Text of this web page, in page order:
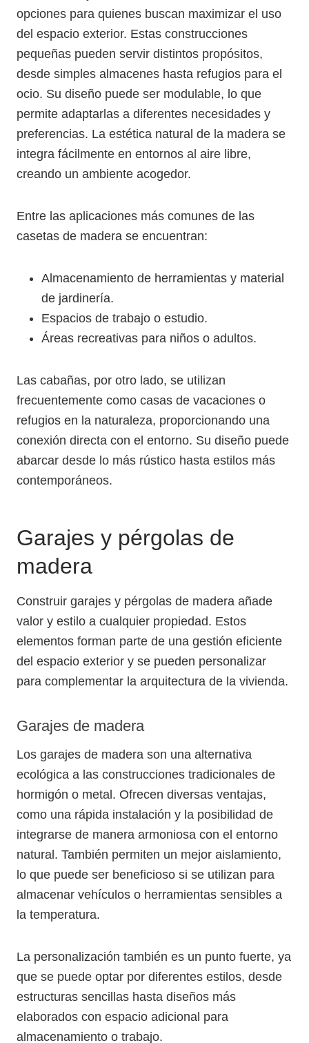
opciones para quienes buscan maximizar el uso
del espacio exterior. Estas construcciones
pequeñas pueden servir distintos propósitos,
desde simples almacenes hasta refugios para el
ocio. Su diseño puede ser modulable, lo que
permite adaptarlas a diferentes necesidades y
preferencias. La estética natural de la madera se
integra fácilmente en entornos al aire libre,
creando un ambiente acogedor.
Entre las aplicaciones más comunes de las
casetas de madera se encuentran:
Almacenamiento de herramientas y material
de jardinería.
Espacios de trabajo o estudio.
Áreas recreativas para niños o adultos.
Las cabañas, por otro lado, se utilizan
frecuentemente como casas de vacaciones o
refugios en la naturaleza, proporcionando una
conexión directa con el entorno. Su diseño puede
abarcar desde lo más rústico hasta estilos más
contemporáneos.
Garajes y pérgolas de
madera
Construir garajes y pérgolas de madera añade
valor y estilo a cualquier propiedad. Estos
elementos forman parte de una gestión eficiente
del espacio exterior y se pueden personalizar
para complementar la arquitectura de la vivienda.
Garajes de madera
Los garajes de madera son una alternativa
ecológica a las construcciones tradicionales de
hormigón o metal. Ofrecen diversas ventajas,
como una rápida instalación y la posibilidad de
integrarse de manera armoniosa con el entorno
natural. También permiten un mejor aislamiento,
lo que puede ser beneficioso si se utilizan para
almacenar vehículos o herramientas sensibles a
la temperatura.
La personalización también es un punto fuerte, ya
que se puede optar por diferentes estilos, desde
estructuras sencillas hasta diseños más
elaborados con espacio adicional para
almacenamiento o trabajo.